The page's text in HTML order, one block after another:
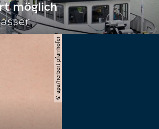
möglich
© apa/herbert pfarrhofer